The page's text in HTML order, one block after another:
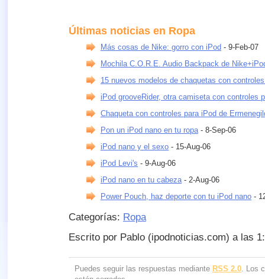
Últimas noticias en Ropa
Más cosas de Nike: gorro con iPod - 9-Feb-07
Mochila C.O.R.E. Audio Backpack de
15 nuevos modelos de chaquetas con
iPod grooveRider, otra camiseta con controles
Chaqueta con controles para iPod de
Pon un iPod nano en tu ropa- 8-Sep-06
iPod nano y el sexo - 15-Aug-06
iPod Levi's - 9-Aug-06
iPod nano en tu cabeza- 2-Aug-06
Power Pouch, haz deporte con tu iPod nano -
Categorías: Ropa
Escrito por Pablo (ipodnoticias.com) a las
Puedes seguir las respuestas mediante RSS 2.0. Los